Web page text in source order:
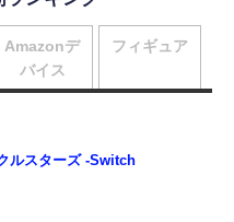
ルスターズ -Switch
Amazonデ
バイス
フィギュア